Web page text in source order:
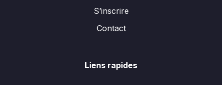
S’inscrire
Contact
Liens rapides